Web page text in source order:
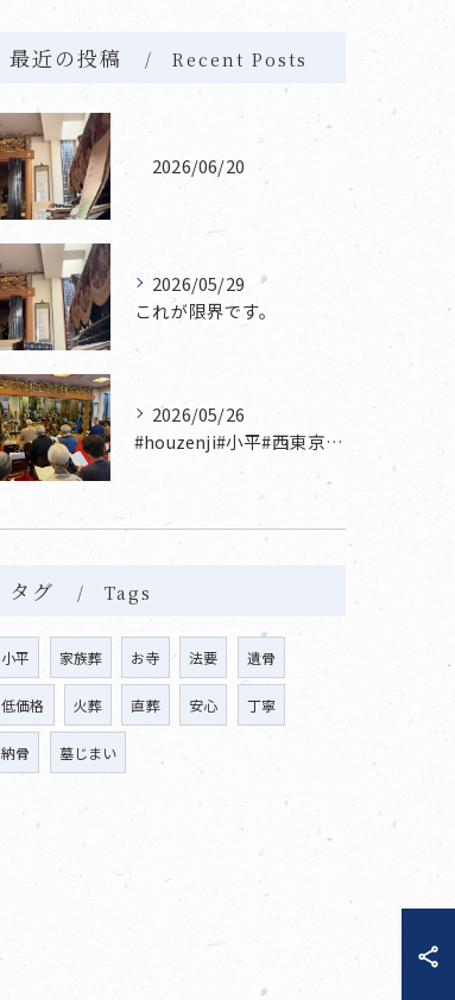
最近の投稿 Recent Posts
2026/06/20
2026/05/29
これが限界です。
2026/05/26
#houzenji#小平#西東京市#東村山#立川市国分寺市寺...
タグ Tags
小平 家族葬 お寺 法要 遺骨
低価格 火葬 直葬 安心 丁寧
納骨 墓じまい